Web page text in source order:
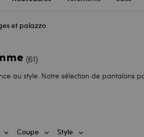
et palazzo
(61)
au style. Notre sélection de pantalons
Coupe Style